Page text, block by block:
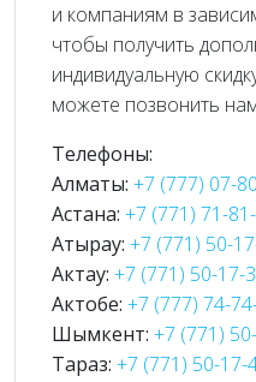
и компаниям в
чтобы получить
индивидуальную
можете позвонить
Телефоны:
Алматы: +7 (777) 07-
Астана: +7 (771) 71-
Атырау: +7 (771) 50-
Актау: +7 (771) 50-17-
Актобе: +7 (777) 74-
Шымкент: +7 (771)
Тараз: +7 (771) 50-17-